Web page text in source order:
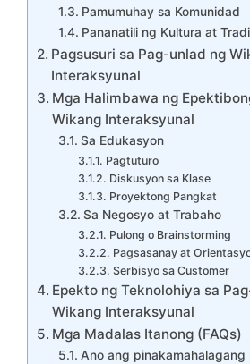
Pamumuhay sa Komunidad
Pananatili ng Kultura at
Pagsusuri sa Pag-unlad ng
Interaksyunal
Mga Halimbawa ng
Wikang Interaksyunal
Sa Edukasyon
Pagtuturo
Diskusyon sa Klase
Proyektong Pangkat
Sa Negosyo at Trabaho
Pulong o Brainstorming
Pagsasanay at
Serbisyo sa Customer
Epekto ng Teknolohiya sa
Wikang Interaksyunal
Mga Madalas Itanong (FAQs)
Ano ang